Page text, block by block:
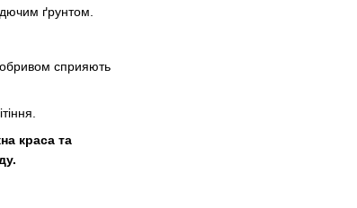
ґрунтом.
сприяють
краса та